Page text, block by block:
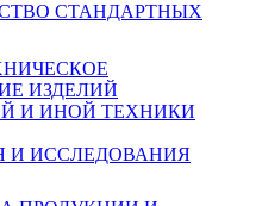
СТАНДАРТНЫХ
ИЗДЕЛИЙ
И ИНОЙ ТЕХНИКИ
И ИССЛЕДОВАНИЯ